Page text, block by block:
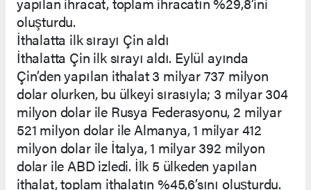
oluşturdu.
İthalatta ilk sırayı Çin aldı
İthalatta Çin ilk sırayı aldı. Eylül ayında
Çin’den yapılan ithalat 3 milyar 737 milyon
dolar olurken, bu ülkeyi sırasıyla; 3 milyar 304
milyon dolar ile Rusya Federasyonu, 2 milyar
521 milyon dolar ile Almanya, 1 milyar 412
milyon dolar ile İtalya, 1 milyar 392 milyon
dolar ile ABD izledi. İlk 5 ülkeden yapılan
ithalat, toplam ithalatın %45,6’sını oluşturdu.